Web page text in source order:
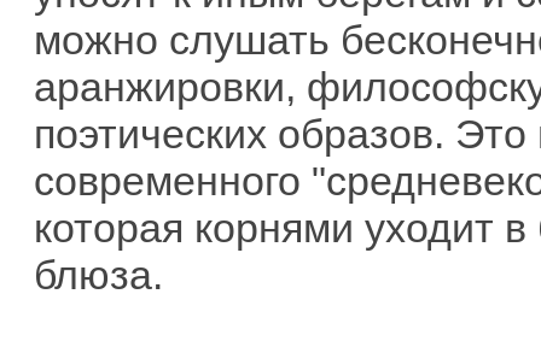
можно слушать
аранжировки,
поэтических образов.
современного
которая корнями уходит
блюза.